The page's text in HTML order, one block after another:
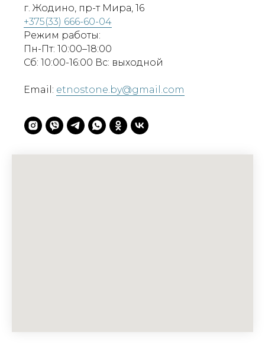
г. Жодино, пр-т Мира, 16
+375(33) 666-60-04
Режим работы:
Пн-Пт: 10:00–18:00
Сб: 10:00-16:00 Вс: выходной
Email: etnostone.by@gmail.com